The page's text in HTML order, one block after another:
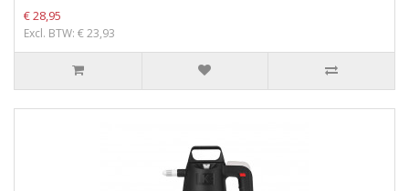
€ 28,95
Excl. BTW: € 23,93